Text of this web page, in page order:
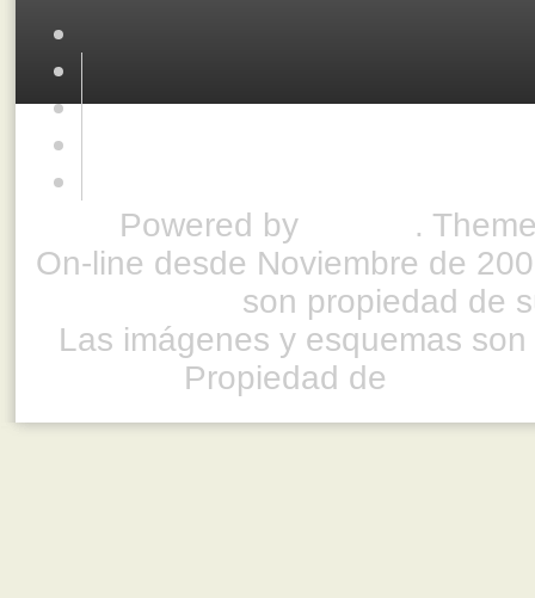
Powered by
.
On-line desde Noviembre de
son propiedad de
Las imágenes y esquemas
Propiedad de